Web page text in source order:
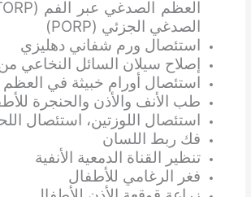
الصدغي الجزئي (PORP)
استئصال ورم شفاني دهليزي
إصلاح سيلان السائل النخاعي
استئصال أورام خبيثة في
طب الأنف والأذن والحنجرة
استئصال اللوزتين، استئصال
فك ربط اللسان
تنظير القناة الدمعية الأنفية
فغر الرغامي للأطفال